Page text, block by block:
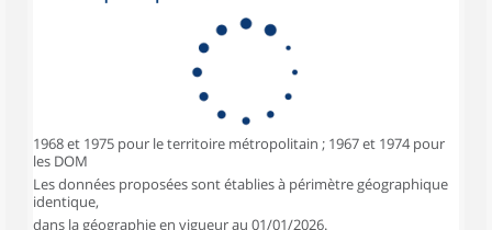
1968 et 1975 pour le territoire métropolitain ; 1967 et 1974 pour
les DOM
Les données proposées sont établies à périmètre géographique
identique,
dans la géographie en vigueur au 01/01/2026.